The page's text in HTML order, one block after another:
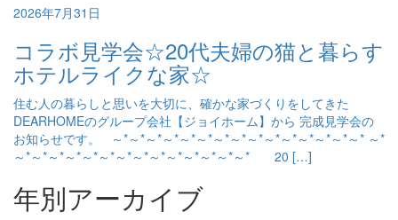
2026年7月31日
コラボ見学会☆20代夫婦の猫と暮らす
ホテルライクな家☆
住む人の暮らしと思いを大切に、確かな家づくりをしてきた
DEARHOMEのグループ会社【ジョイホーム】から 完成見学会の
お知らせです。 ～*～*～*～*～*～*～*～*～*～*～*～*～*～*～* ～*
～*～*～*～*～*～*～*～*～*～*～*～*～*～* 20 […]
年別アーカイブ